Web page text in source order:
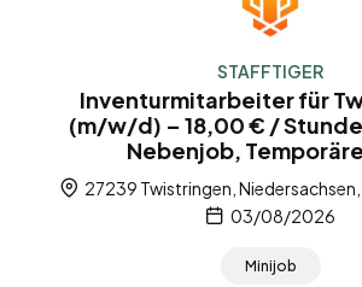
STAFFTIGER
Inventurmitarbeiter für
(m/w/d) – 18,00 € /
Nebenjob,
27239 Twistringen,
03/08/2026
Minijob